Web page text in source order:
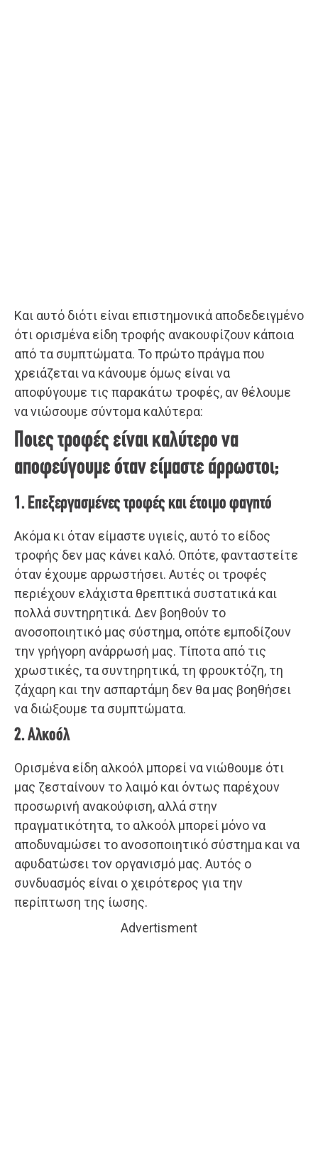
Και αυτό διότι είναι επιστημονικά αποδεδειγμένο
ότι ορισμένα είδη τροφής ανακουφίζουν κάποια
από τα συμπτώματα. Το πρώτο πράγμα που
χρειάζεται να κάνουμε όμως είναι να
αποφύγουμε τις παρακάτω τροφές, αν θέλουμε
να νιώσουμε σύντομα καλύτερα:
Ποιες τροφές είναι καλύτερο να
αποφεύγουμε όταν είμαστε άρρωστοι;
1. Επεξεργασμένες τροφές και έτοιμο φαγητό
Ακόμα κι όταν είμαστε υγιείς, αυτό το είδος
τροφής δεν μας κάνει καλό. Οπότε, φανταστείτε
όταν έχουμε αρρωστήσει. Αυτές οι τροφές
περιέχουν ελάχιστα θρεπτικά συστατικά και
πολλά συντηρητικά. Δεν βοηθούν το
ανοσοποιητικό μας σύστημα, οπότε εμποδίζουν
την γρήγορη ανάρρωσή μας. Τίποτα από τις
χρωστικές, τα συντηρητικά, τη φρουκτόζη, τη
ζάχαρη και την ασπαρτάμη δεν θα μας βοηθήσει
να διώξουμε τα συμπτώματα.
2. Αλκοόλ
Ορισμένα είδη αλκοόλ μπορεί να νιώθουμε ότι
μας ζεσταίνουν το λαιμό και όντως παρέχουν
προσωρινή ανακούφιση, αλλά στην
πραγματικότητα, το αλκοόλ μπορεί μόνο να
αποδυναμώσει το ανοσοποιητικό σύστημα και να
αφυδατώσει τον οργανισμό μας. Αυτός ο
συνδυασμός είναι ο χειρότερος για την
περίπτωση της ίωσης.
Advertisment